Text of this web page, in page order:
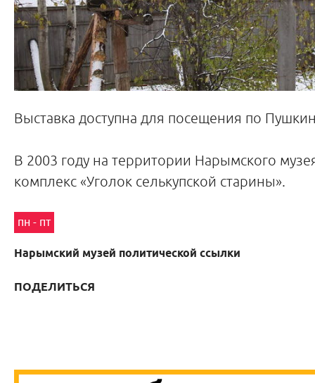
Выставка доступна для посещения по
В 2003 году на территории Нарымского
комплекс «Уголок селькупской старины».
пн - пт
Нарымский музей политической ссылки
ПОДЕЛИТЬСЯ